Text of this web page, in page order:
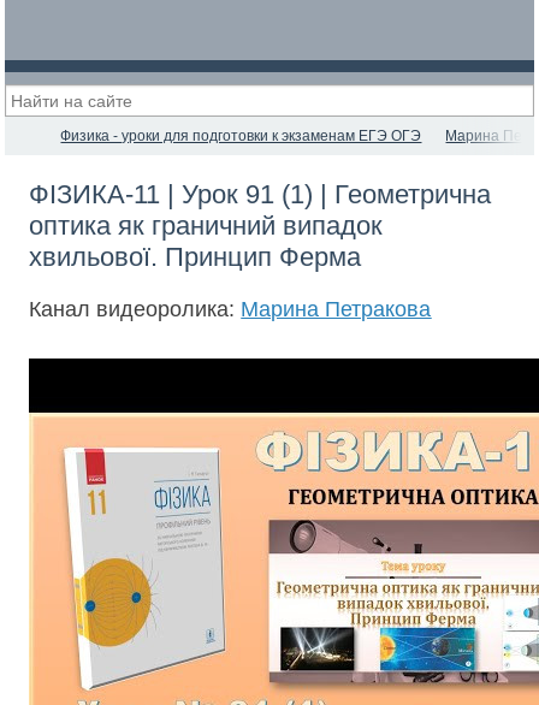
Физика - уроки для подготовки к экзаменам ЕГЭ ОГЭ Марина
ФІЗИКА-11 | Урок 91 (1) | Геометрична
оптика як граничний випадок
хвильової. Принцип Ферма
Канал видеоролика: Марина Петракова